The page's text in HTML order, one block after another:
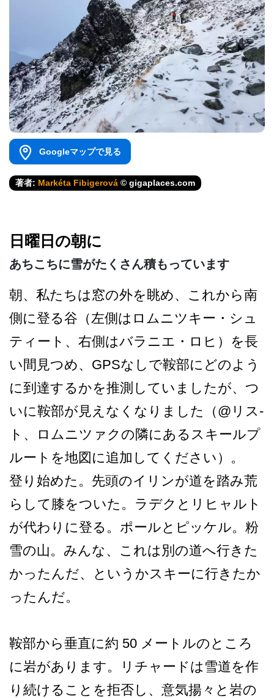
Googleマップで見る
著者: Markéta Fibigerová © gigaplaces.com
日曜日の朝に
あちこちに雪がたくさん積もっています
朝、私たちは窓の外を眺め、­これから南
側に登る谷（左側はロムニツキー・シュ
テ­ィート、右側はバラニエ・ロヒ）を長
い間見つめ、G­PSなしで鞍部にどのよう
に到達するかを推測してい­ましたが、つ
いに鞍部が見えなくなりました（@リス­
ト、ロムニツァクの隣にあるスキールプ
ルートを地図­に追加してください）。
登り始めた。先頭のイリンが­道を踏み荒
らして膝をついた。ラデクとリヒャルト
が­代わりに登る。ポールとピッケル。粉
雪の山。みんな­、これは別の道へ行きた
かったんだ、というかスキー­に行きたか
ったんだ。
鞍部から垂直に約 50 メートルのところ
に岩があり­ます。リチャードは雪道を作
り続けることを拒否し、­意気揚々と岩の